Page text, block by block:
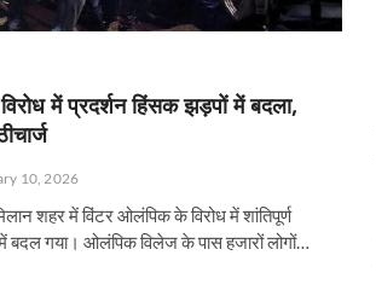
में प्रदर्शन हिंसक झड़पों में बदला,
10, 2026
शहर में विंटर ओलंपिक के विरोध में शांतिपूर्ण
बदल गया। ओलंपिक विलेज के पास हजारों लोगों…